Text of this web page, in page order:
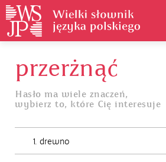
Historia słownika
Jak korzystać
przerżnąć
Hasło ma wiele znaczeń,
wybierz to, które Cię interesuje
1. drewno